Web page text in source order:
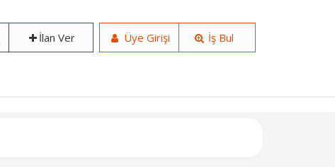
İlan Ver Üye Girişi İş Bul